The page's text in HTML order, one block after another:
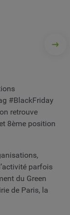
#BlackFriday
retrouve
8ème position
parfois
du Green
de Paris, la